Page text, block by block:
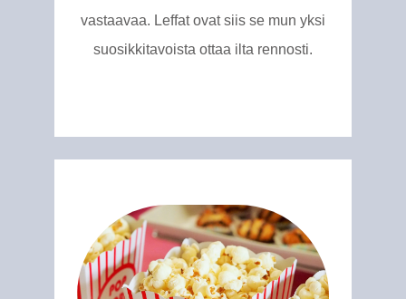
vastaavaa. Leffat ovat siis se mun yksi
suosikkitavoista ottaa ilta rennosti.